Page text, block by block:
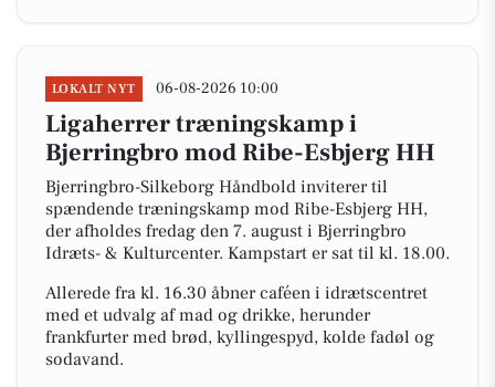
LOKALT NYT 06-08-2026 10:00
Ligaherrer træningskamp i
Bjerringbro mod Ribe-Esbjerg HH
Bjerringbro-Silkeborg Håndbold inviterer til
spændende træningskamp mod Ribe-Esbjerg HH,
der afholdes fredag den 7. august i Bjerringbro
Idræts- & Kulturcenter. Kampstart er sat til kl. 18.00.
Allerede fra kl. 16.30 åbner caféen i idrætscentret
med et udvalg af mad og drikke, herunder
frankfurter med brød, kyllingespyd, kolde fadøl og
sodavand.